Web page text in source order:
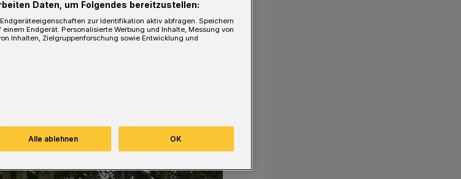
Daten, um Folgendes bereitzustellen:
zur Identifikation aktiv abfragen. Speichern
Endgerät. Personalisierte Werbung und Inhalte, Messung von
Inhalten, Zielgruppenforschung sowie Entwicklung und
Alle ablehnen OK